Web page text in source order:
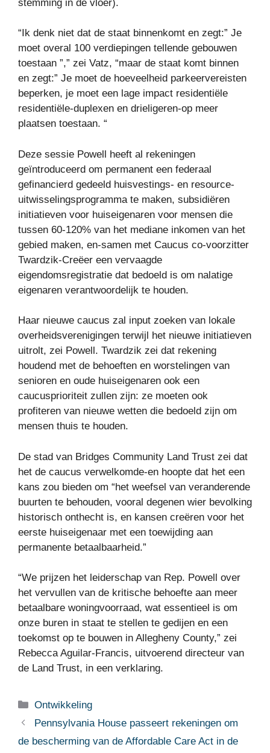
stemming in de vloer).
“Ik denk niet dat de staat binnenkomt en zegt:” Je
moet overal 100 verdiepingen tellende gebouwen
toestaan ​​”,” zei Vatz, “maar de staat komt binnen
en zegt:” Je moet de hoeveelheid parkeervereisten
beperken, je moet een lage impact residentiële
residentiële-duplexen en drieligeren-op meer
plaatsen toestaan. “
Deze sessie Powell heeft al rekeningen
geïntroduceerd om permanent een federaal
gefinancierd gedeeld huisvestings- en resource-
uitwisselingsprogramma te maken, subsidiëren
initiatieven voor huiseigenaren voor mensen die
tussen 60-120% van het mediane inkomen van het
gebied maken, en-samen met Caucus co-voorzitter
Twardzik-Creëer een vervaagde
eigendomsregistratie dat bedoeld is om nalatige
eigenaren verantwoordelijk te houden.
Haar nieuwe caucus zal input zoeken van lokale
overheidsverenigingen terwijl het nieuwe initiatieven
uitrolt, zei Powell. Twardzik zei dat rekening
houdend met de behoeften en worstelingen van
senioren en oude huiseigenaren ook een
caucusprioriteit zullen zijn: ze moeten ook
profiteren van nieuwe wetten die bedoeld zijn om
mensen thuis te houden.
De stad van Bridges Community Land Trust zei dat
het de caucus verwelkomde-en hoopte dat het een
kans zou bieden om “het weefsel van veranderende
buurten te behouden, vooral degenen wier bevolking
historisch onthecht is, en kansen creëren voor het
eerste huiseigenaar met een toewijding aan
permanente betaalbaarheid.”
“We prijzen het leiderschap van Rep. Powell over
het vervullen van de kritische behoefte aan meer
betaalbare woningvoorraad, wat essentieel is om
onze buren in staat te stellen te gedijen en een
toekomst op te bouwen in Allegheny County,” zei
Rebecca Aguilar-Francis, uitvoerend directeur van
de Land Trust, in een verklaring.
Categorieën
Ontwikkeling
Pennsylvania House passeert rekeningen om
de bescherming van de Affordable Care Act in de